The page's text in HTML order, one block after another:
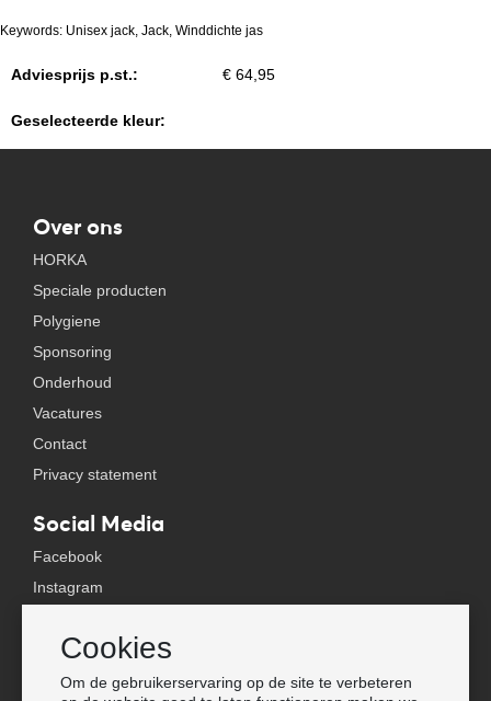
Cookies
Om de gebruikerservaring op de site te verbeteren
Keywords: Unisex jack, Jack, Winddichte jas
Adviesprijs p.st.: € 64,95
Geselecteerde kleur:
Over ons
HORKA
Speciale producten
Polygiene
Sponsoring
Onderhoud
Vacatures
Contact
Privacy statement
Social Media
Facebook
Instagram
TikTok